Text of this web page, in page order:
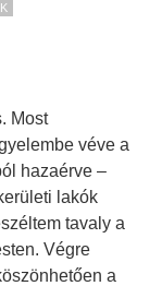
Most
véve a
hazaérve –
lakók
tavaly a
Végre
a